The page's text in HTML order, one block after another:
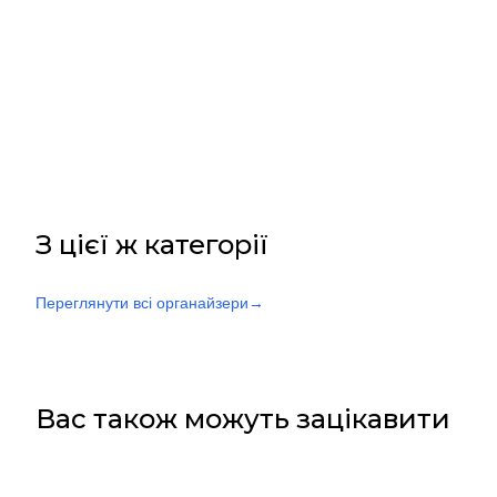
З цієї ж категорії
Переглянути всі органайзери→
Вас також можуть зацікавити